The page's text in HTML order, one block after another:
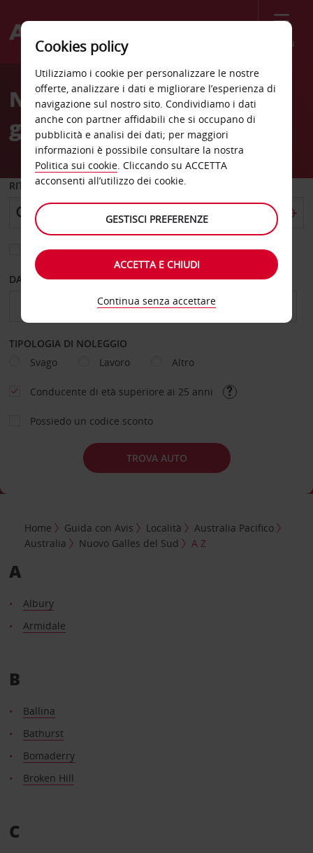
Menù
Welcome
AvisNoleggio auto Nuovo-
galles-del-sud
RITIRO DA
Scegli una località di riconsegna diversa
DAL GIORNO AL GIORNO
TIPOLOGIA DI NOLEGGIO
Svago
Lavoro Altro
Conducente di età superiore ai 25 anni
Possiedo un codice sconto
TROVA AUTO
Home Guida con Avis Località
Australia Pacifico
Australia
Nuovo Galles del Sud A Z
A
Albury
Armidale
B
Ballina
Bathurst
Bomaderry
Broken Hill
C
Cookies policy
Utilizziamo i cookie per personalizzare le nostre
offerte, analizzare i dati e migliorare l’esperienza di
navigazione sul nostro sito. Condividiamo i dati
anche con partner affidabili che si occupano di
pubblicità e analisi dei dati; per maggiori
informazioni è possibile consultare la nostra
Politica sui cookie. Cliccando su ACCETTA
acconsenti all’utilizzo dei cookie.
GESTISCI PREFERENZE
ACCETTA E CHIUDI
Continua senza accettare